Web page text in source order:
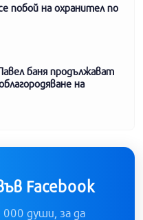
побой на охранител по
баня продължават
на
Facebook
души, за да